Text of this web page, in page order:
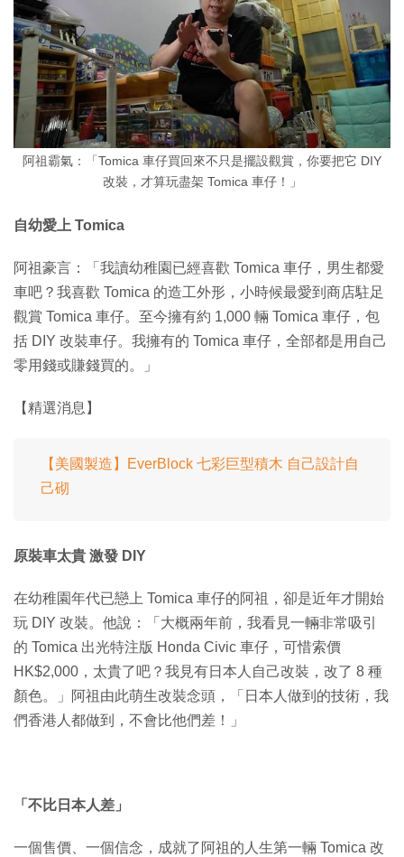
阿祖霸氣：「Tomica 車仔買回來不只是擺設觀賞，你要把它 DIY
改裝，才算玩盡架 Tomica 車仔！」
自幼愛上 Tomica
阿祖豪言：「我讀幼稚園已經喜歡 Tomica 車仔，男生都愛
車吧？我喜歡 Tomica 的造工外形，小時候最愛到商店駐足
觀賞 Tomica 車仔。至今擁有約 1,000 輛 Tomica 車仔，包
括 DIY 改裝車仔。我擁有的 Tomica 車仔，全部都是用自己
零用錢或賺錢買的。」
【精選消息】
【美國製造】EverBlock 七彩巨型積木 自己設計自
己砌
原裝車太貴 激發 DIY
在幼稚園年代已戀上 Tomica 車仔的阿祖，卻是近年才開始
玩 DIY 改裝。他說：「大概兩年前，我看見一輛非常吸引
的 Tomica 出光特注版 Honda Civic 車仔，可惜索價
HK$2,000，太貴了吧？我見有日本人自己改裝，改了 8 種
顏色。」阿祖由此萌生改裝念頭，「日本人做到的技術，我
們香港人都做到，不會比他們差！」
「不比日本人差」
一個售價、一個信念，成就了阿祖的人生第一輛 Tomica 改